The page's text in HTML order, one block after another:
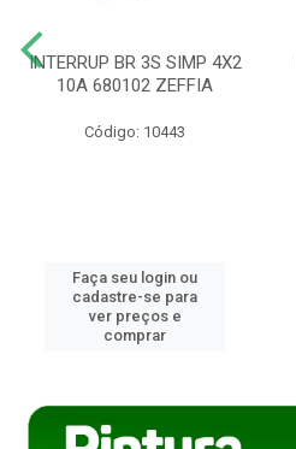
INTERRUP BR 3S SIMP 4X2
10A 680102 ZEFFIA
Código: 10443
Faça seu login ou
cadastre-se para
ver preços e
comprar